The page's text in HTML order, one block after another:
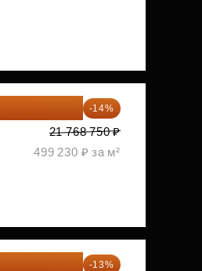
-14%
21 768 750 ₽
499 230 ₽ за м²
-13%